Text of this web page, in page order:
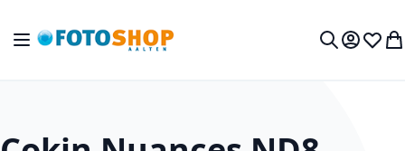
Toggle Nav
Mijn